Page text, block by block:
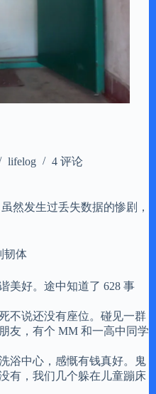
lifelog 4 评论
然发生过丢失数据的惨剧，
韧体
美好。途中知道了 628 事
不说还没有座位。碰见一群
友，有个 MM 和一高中同学
浴中心，感慨有钱真好。鬼
有，我们几个躲在儿童蹦床